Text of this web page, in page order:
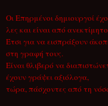
Οι Επηρμένοι δημιουργοί
λες και είναι από
Έτσι για να εισπράξουν
στη γραφή τους.
Είναι θλιβερό να
έχουν γράψει αξιόλογα,
τώρα, πάσχοντες από τη